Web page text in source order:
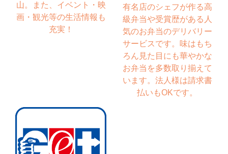
山。また、イベント・映
画・観光等の生活情報も
充実！
有名店のシェフが作る高
級弁当や受賞歴がある人
気のお弁当のデリバリー
サービスです。味はもち
ろん見た目にも華やかな
お弁当を多数取り揃えて
います。法人様は請求書
払いもOKです。